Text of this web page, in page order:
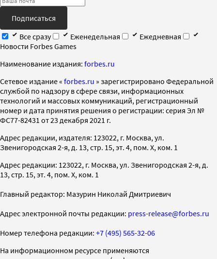
Подписаться
Все сразу
Еженедельная
Ежедневная
Новости Forbes Games
Наименование издания: forbes.ru
Cетевое издание « forbes.ru » зарегистрировано Федеральной
службой по надзору в сфере связи, информационных
технологий и массовых коммуникаций, регистрационный
номер и дата принятия решения о регистрации: серия Эл №
ФС77-82431 от 23 декабря 2021 г.
Адрес редакции, издателя: 123022, г. Москва, ул.
Звенигородская 2-я, д. 13, стр. 15, эт. 4, пом. X, ком. 1
Адрес редакции: 123022, г. Москва, ул. Звенигородская 2-я, д.
13, стр. 15, эт. 4, пом. X, ком. 1
Главный редактор: Мазурин Николай Дмитриевич
Адрес электронной почты редакции: press-release@forbes.ru
Номер телефона редакции: +7 (495) 565-32-06
На информационном ресурсе применяются